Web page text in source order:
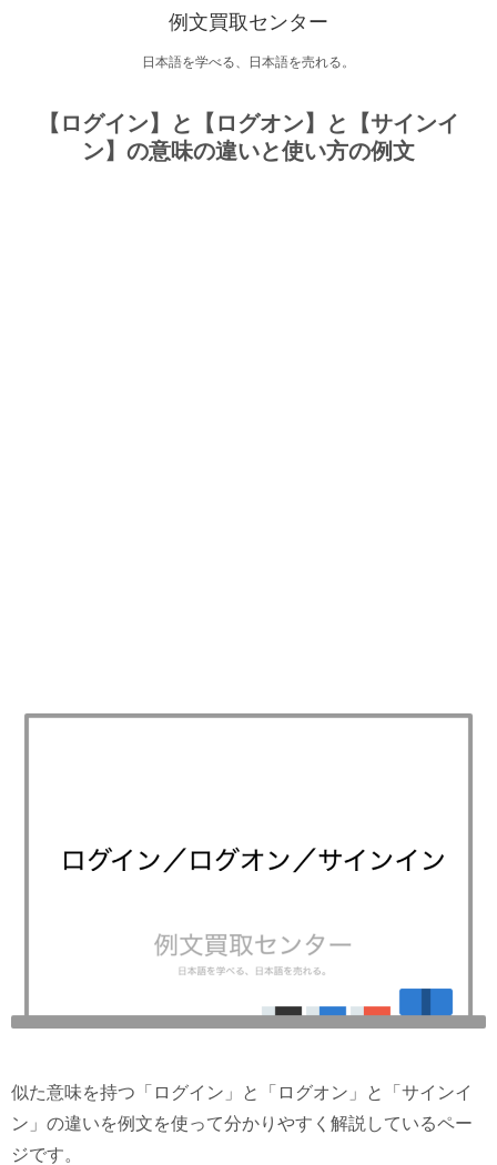
例文買取センター
日本語を学べる、日本語を売れる。
【ログイン】と【ログオン】と【サインイ
ン】の意味の違いと使い方の例文
似た意味を持つ「ログイン」と「ログオン」と「サインイ
ン」の違いを例文を使って分かりやすく解説しているペー
ジです。